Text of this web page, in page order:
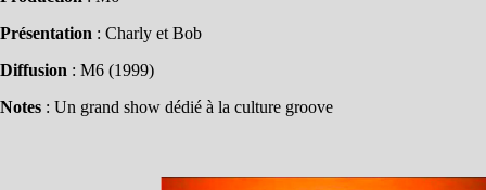
Présentation : Charly et Bob
Diffusion : M6 (1999)
Notes : Un grand show dédié à la culture groove